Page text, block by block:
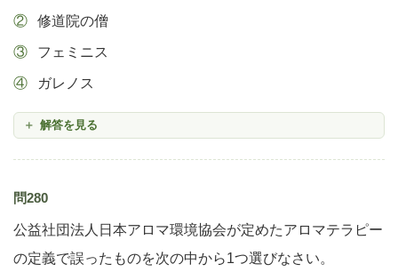
修道院の僧
フェミニス
ガレノス
解答を見る
問280
公益社団法人日本アロマ環境協会が定めたアロマテラピー
の定義で誤ったものを次の中から1つ選びなさい。